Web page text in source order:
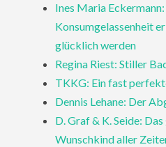
Ines Maria
Konsumgelassenheit
glücklich werden
Regina Riest: Stiller
TKKG: Ein fast
Dennis Lehane: Der
D. Graf & K. Seide:
Wunschkind aller